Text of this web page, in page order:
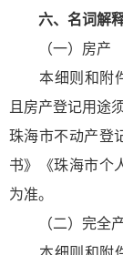
六、名词解
（一）房产
本细则和附件
且房产登记用途
珠海市不动产登
书》《珠海市个
为准。
（二）完全产